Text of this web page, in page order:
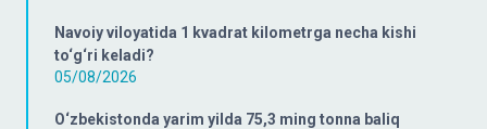
Navoiy viloyatida 1 kvadrat kilometrga necha kishi
to‘g‘ri keladi?
05/08/2026
O‘zbekistonda yarim yilda 75,3 ming tonna baliq